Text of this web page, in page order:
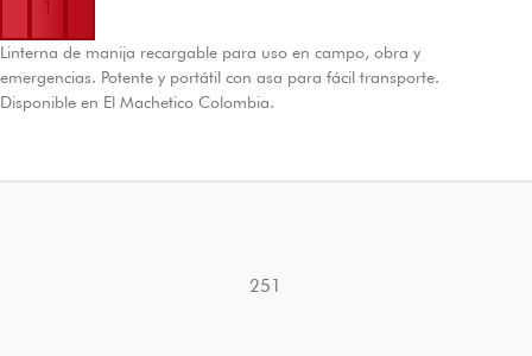
Linterna de manija recargable para uso en campo, obra y
emergencias. Potente y portátil con asa para fácil transporte.
Disponible en El Machetico Colombia.
251